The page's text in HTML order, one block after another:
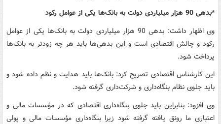
*بدهی 90 هزار میلیاردی دولت به بانک‌ها یکی از عوامل رکود
وی اظهار داشت: بدهی 90 هزار میلیاردی دولت به بانک‌ها یکی از عوامل
رکود و چالش اقتصادی است و این بدهی‌ها باید هر چه زودتر به بانک‌ها
پرداخت شود.
این کارشناس اقتصادی تصریح کرد: بانک‌ها باید هدایت و نظم داده شود و
باید جلوی نظام بنگاه‌داری و شرکت‌داری گرفته شود.
وی افزود: بنابراین باید جلوی بنگاه‌داری اقتصادی که در مؤسسات مالی و
اعتباری ما رونق یافته گرفته شود زیرا بنگاه‌‌داری مؤسسات مالی و پولی